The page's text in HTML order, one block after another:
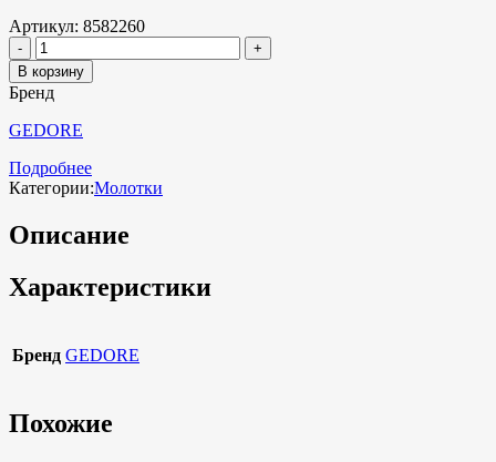
Артикул: 8582260
В корзину
Бренд
GEDORE
Подробнее
Категории:Молотки
Описание
Характеристики
Бренд GEDORE
Похожие